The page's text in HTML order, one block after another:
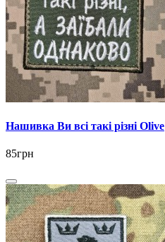
Нашивка Ви всі такі різні Olive
85грн